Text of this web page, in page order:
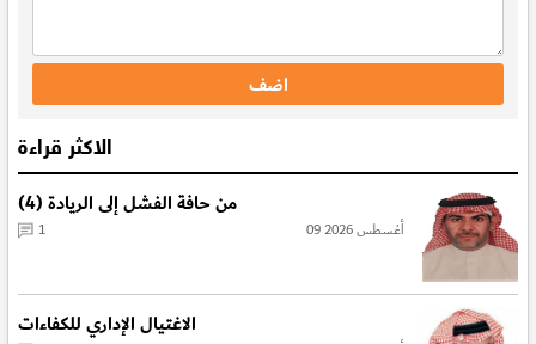
الاكثر قراءة
من حافة الفشل إلى الريادة (4)
09 أغسطس 2026 1
الاغتيال الإداري للكفاءات